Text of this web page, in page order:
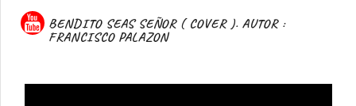
BENDITO SEAS SEÑOR ( COVER ). AUTOR :
FRANCISCO PALAZON